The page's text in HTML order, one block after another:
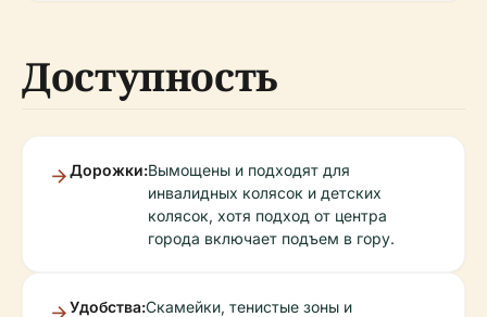
Доступность
Дорожки:Вымощены и подходят для
инвалидных колясок и детских
колясок, хотя подход от центра
города включает подъем в гору.
Удобства:Скамейки, тенистые зоны и